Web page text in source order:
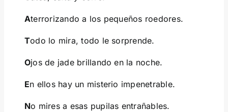
Aterrorizando a los pequeños roedores.
Todo lo mira, todo le sorprende.
Ojos de jade brillando en la noche.
En ellos hay un misterio impenetrable.
No mires a esas pupilas entrañables.